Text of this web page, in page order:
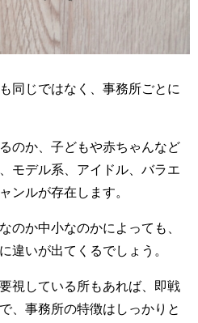
同じではなく、事務所ごとに
のか、子どもや赤ちゃんなど
モデル系、アイドル、バラエ
ンルが存在します。
のか中小なのかによっても、
違いが出てくるでしょう。
視している所もあれば、即戦
、事務所の特徴はしっかりと